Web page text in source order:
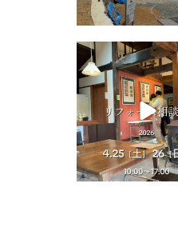
tomohouseinc
4月 25